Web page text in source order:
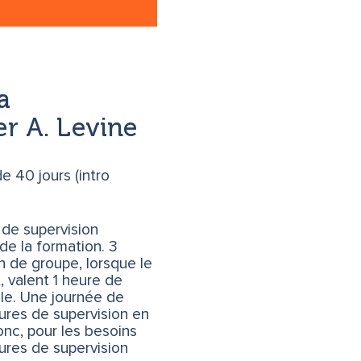
verticales
été effectuées
la
chronique
A. Levine
40 jours (intro
supervision
la formation. 3
heure de
Une journée de
pour les besoins